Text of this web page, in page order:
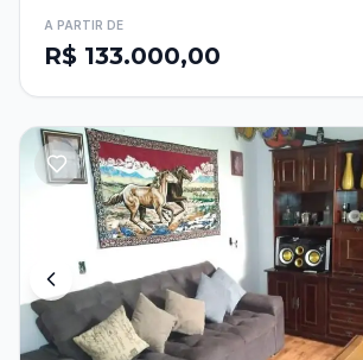
A PARTIR DE
R$ 133.000,00